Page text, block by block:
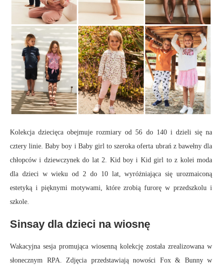
Kolekcja dziecięca obejmuje rozmiary od 56 do 140 i dzieli się na
cztery linie. Baby boy i Baby girl to szeroka oferta ubrań z bawełny dla
chłopców i dziewczynek do lat 2. Kid boy i Kid girl to z kolei moda
dla dzieci w wieku od 2 do 10 lat, wyróżniająca się urozmaiconą
estetyką i pięknymi motywami, które zrobią furorę w przedszkolu i
szkole.
Sinsay dla dzieci na wiosnę
Wakacyjna sesja promująca wiosenną kolekcję została zrealizowana w
słonecznym RPA. Zdjęcia przedstawiają nowości Fox & Bunny w